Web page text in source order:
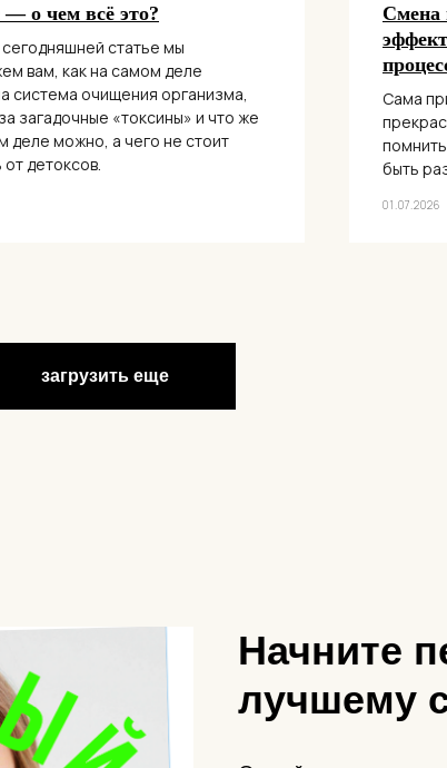
— о чем всё это?
статье мы
вам, как на самом деле
система очищения организма,
загадочные «токсины» и что же
деле можно, а чего не стоит
детоксов.
Смена
Сама
быть
01.07.2026
загрузить еще
Начните
лучшему